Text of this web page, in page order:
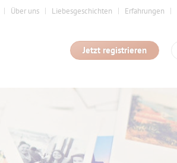
Über uns Liebesgeschichten Erfahrungen
Jetzt registrieren